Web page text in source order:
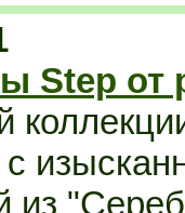
Step от
из